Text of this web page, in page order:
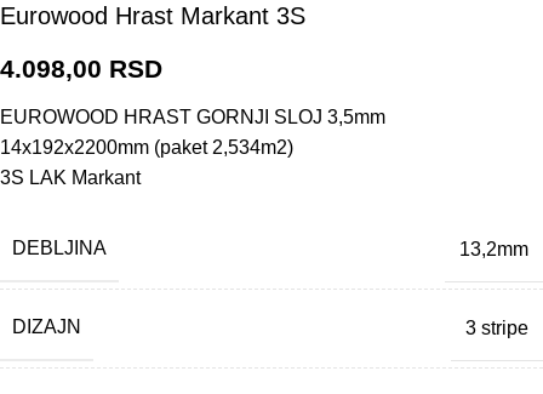
Eurowood Hrast Markant 3S
4.098,00 RSD
EUROWOOD HRAST GORNJI SLOJ 3,5mm
14x192x2200mm (paket 2,534m2)
3S LAK Markant
DEBLJINA 13,2mm
DIZAJN 3 stripe